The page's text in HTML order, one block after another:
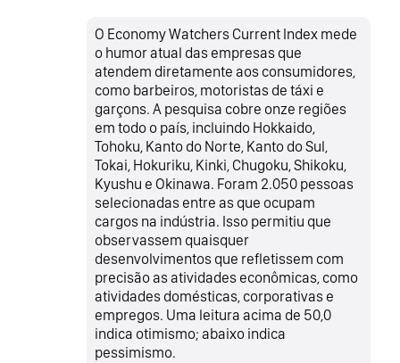
O Economy Watchers Current Index mede
o humor atual das empresas que
atendem diretamente aos consumidores,
como barbeiros, motoristas de táxi e
garçons. A pesquisa cobre onze regiões
em todo o país, incluindo Hokkaido,
Tohoku, Kanto do Norte, Kanto do Sul,
Tokai, Hokuriku, Kinki, Chugoku, Shikoku,
Kyushu e Okinawa. Foram 2.050 pessoas
selecionadas entre as que ocupam
cargos na indústria. Isso permitiu que
observassem quaisquer
desenvolvimentos que refletissem com
precisão as atividades econômicas, como
atividades domésticas, corporativas e
empregos. Uma leitura acima de 50,0
indica otimismo; abaixo indica
pessimismo.